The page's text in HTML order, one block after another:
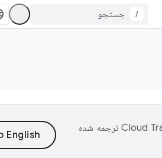
/
ترجمه شده